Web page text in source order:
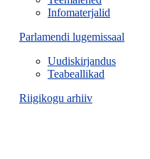
Infomaterjalid
Parlamendi lugemissaal
Uudiskirjandus
Teabeallikad
Riigikogu arhiiv